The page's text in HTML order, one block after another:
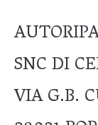
SNC DI
VIA G.B.